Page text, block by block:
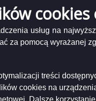
usług na
za pomocą wyrażanej
treści
cookies na
Dalsze
Porozumienie
nr
z
dnia
r.
dla dziecka z terenu
Udostępniający:
Wytwarzający/
Wychowania
Data modyfikacji:
Opublikował:
Data publikacji: